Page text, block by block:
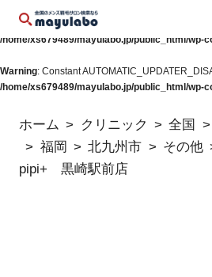
Warning: Constant WP_AUTO_UPDATE_CORE
/home/xs679489/mayulabo.jp/public_html/wp-
Warning: Constant
/home/xs679489/mayulabo.jp/public_html/wp-
ホーム クリニック 全国
福岡
北九州市 その他
pipi+ 黒崎駅前店